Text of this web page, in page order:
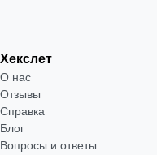
Хекслет
О нас
Отзывы
Справка
Блог
Вопросы и ответы